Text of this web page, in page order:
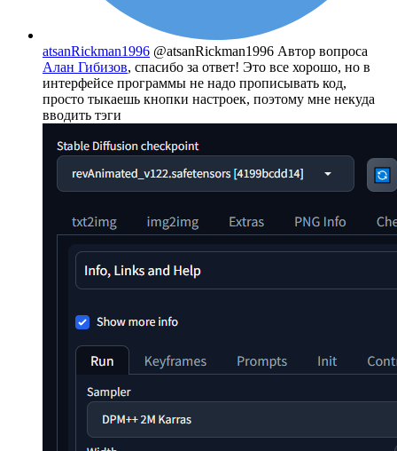
atsanRickman1996 @atsanRickman1996 Автор вопроса
Алан Гибизов, спасибо за ответ! Это все хорошо, но в
интерфейсе программы не надо прописывать код,
просто тыкаешь кнопки настроек, поэтому мне некуда
вводить тэги